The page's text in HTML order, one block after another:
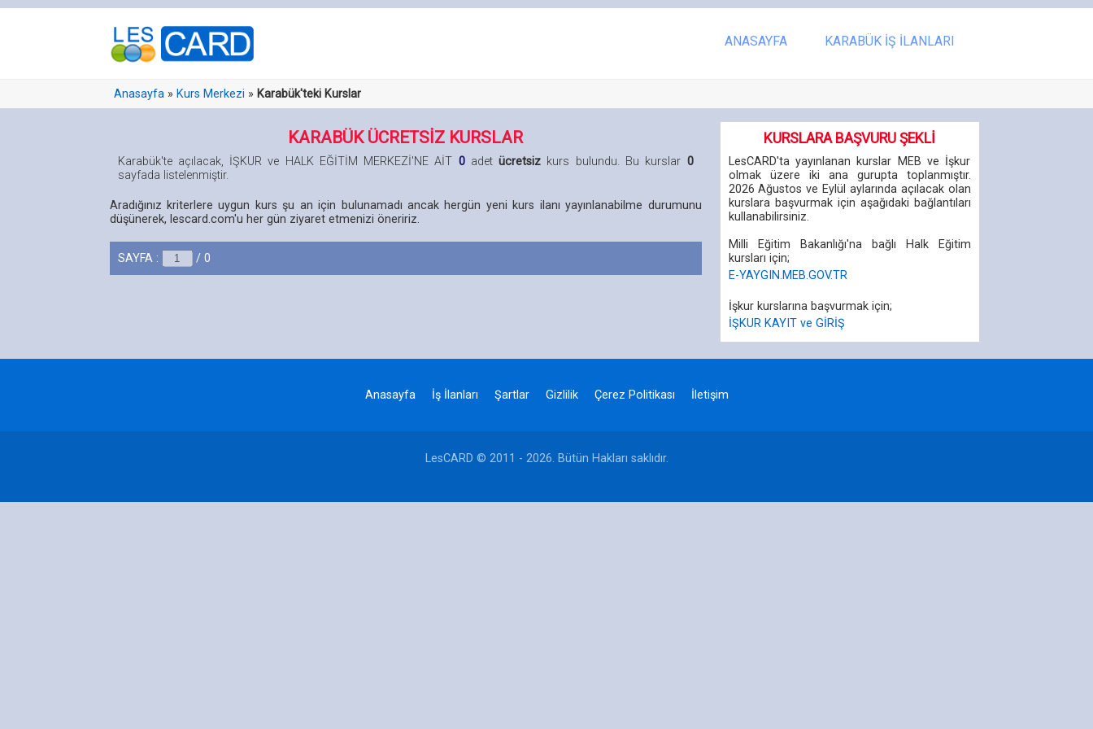
ANASAYFA KARABÜK İŞ İLANLARI
Anasayfa» Kurs Merkezi » Karabük'teki Kurslar
KARABÜK ÜCRETSİZ KURSLAR
Karabük'te açılacak, İŞKUR ve HALK EĞİTİM MERKEZİ'NE AİT 0 adetücretsiz kurs bulundu. Bu kurslar 0
sayfada listelenmiştir.
Aradığınız kriterlere uygun kurs şu an için bulunamadı ancak hergün yeni kurs ilanı yayınlanabilme durumunu
düşünerek, lescard.com'u her gün ziyaret etmenizi öneririz.
SAYFA : / 0
KURSLARA BAŞVURU ŞEKLİ
LesCARD'ta yayınlanan kurslar MEB ve İşkur
olmak üzere iki ana gurupta toplanmıştır.
2026 Ağustos ve Eylül aylarında açılacak olan
kurslara başvurmak için aşağıdaki bağlantıları
kullanabilirsiniz.
Milli Eğitim Bakanlığı'na bağlı Halk Eğitim
kursları için;
E-YAYGIN.MEB.GOV.TR
İşkur kurslarına başvurmak için;
İŞKUR KAYIT ve GİRİŞ
Anasayfa İş İlanları Şartlar Gizlilik Çerez Politikası İletişim
LesCARD © 2011 - 2026. Bütün Hakları saklıdır.